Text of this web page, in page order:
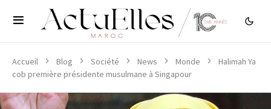
Accueil Blog Société News Monde
Halimah Ya
cob première présidente musulmane à Singapour